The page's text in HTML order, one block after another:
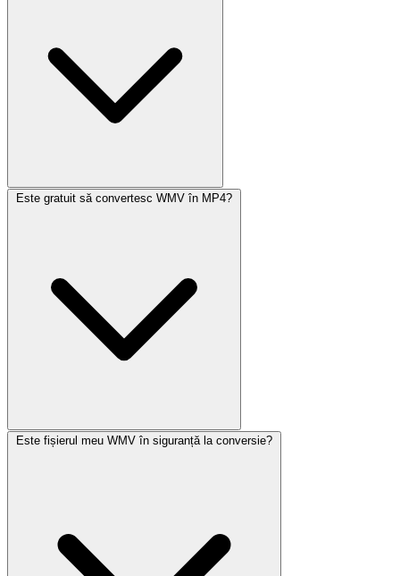
Este gratuit să convertesc WMV în MP4?
Este fișierul meu WMV în siguranță la conversie?